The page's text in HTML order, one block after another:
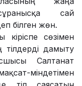
сай
білген жөн.
сөзімен
дамыту
Салтанат
міндетімен